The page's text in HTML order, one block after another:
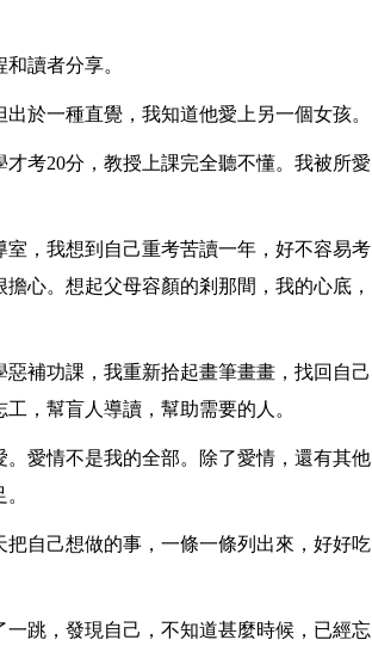
讀者分享。
於一種直覺，我知道他愛上另一個女孩。
考20分，教授上課完全聽不懂。我被所愛
，我想到自己重考苦讀一年，好不容易考
心。想起父母容顏的剎那間，我的心底，
補功課，我重新拾起畫筆畫畫，找回自己
，幫盲人導讀，幫助需要的人。
愛情不是我的全部。除了愛情，還有其他
自己想做的事，一條一條列出來，好好吃
跳，發現自己，不知道甚麼時候，已經忘